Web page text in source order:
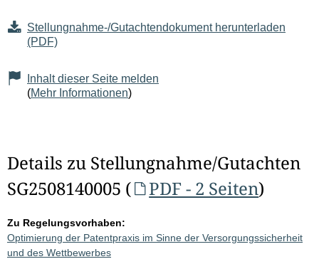
Seiteninhalt
Stellungnahme-/Gutachtendokument herunterladen
(PDF)
Inhalt dieser Seite melden
(Mehr Informationen)
Details zu Stellungnahme/Gutachten
SG2508140005 (
PDF - 2 Seiten)
Zu Regelungsvorhaben:
Optimierung der Patentpraxis im Sinne der Versorgungssicherheit
und des Wettbewerbes